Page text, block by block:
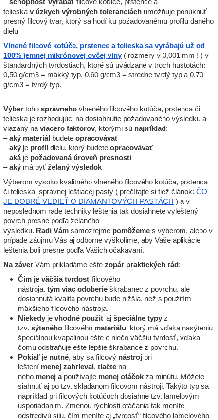
telieskav úzkych výrobných toleranciách umožňuje ponúknuť
presný filcový tvar, ktorý sa hodí ku požadovanému profilu daného
dielu
Vlnené filcové kotúče, prstence a telieska sa vyrábajú už od
100% jemnej mikrónovej ovčej vlny ( rozmery v 0,001 mm ! ) v
štandardných tvrdostiach, ktoré sú uvádzané v troch hustotách:
0,50 g/cm3 = mäkký typ, 0,60 g/cm3 = stredne tvrdý typ a 0,70
g/cm3 = tvrdý typ.
Výber tohosprávneho vlneného filcového kotúča, prstenca či
telieska je rozhodujúci na dosiahnutie požadovaného výsledku a
viazaný naviacero faktorov, ktorými sú napríklad:
–aký materiál budeteopracovávať
–aký je profil dielu, ktorý budeteopracovávať
–akáje požadovaná úroveň presnosti
–aký má byťželaný výsledok
Výberom vysoko kvalitného vlneného filcového kotúča, prstenca
či telieska, správnej leštiacej pasty ( prečítajte si tiež článok:ČO
JE DOBRÉ VEDIEŤ O DIAMANTOVÝCH PASTÁCH ) a v
neposlednom rade techniky leštenia tak dosiahnete vyleštený
povrch presne podľa želaného
výsledku. Radi Vám samozrejme pomôžeme s výberom, alebo v
prípade záujmu Vás aj odborne vyškolíme, aby Vaše aplikácie
leštenia boli presne podľa Vašich očakávaní.
Na záver Vám prikladáme eštezopár praktických rád:
Čím je väčšia tvrdosťfilcového
nástroja,tým viac odoberie škrabanec z povrchu, ale
dosiahnutá kvalita povrchu bude nižšia, než s použitím
mäkšieho filcového nástroja.
Niekedy jevhodné použiťajšpeciálne typy z
tzv.sýteného filcového materiálu, ktorý má vďaka nasýteniu
špeciálnou kvapalinou ešte o niečo väčšiu tvrdosť, vďaka
čomu odstraňuje ešte lepšie škrabance z povrchu.
Pokiaľ je nutné, aby sa filcový nástroj pri
leštení menej zahrieval,tlačte na
neho menej apoužívajte menej otáčok za minútu. Môžete
siahnuť aj po tzv. skladanom filcovom nástroji. Takýto typ sa
napríklad pri filcových kotúčoch dosiahne tzv. lamelovým
usporiadaním. Zmenou rýchlosti otáčania tak meníte
odstredivú silu, čím meníte aj „tvrdosť“ filcového lamelového